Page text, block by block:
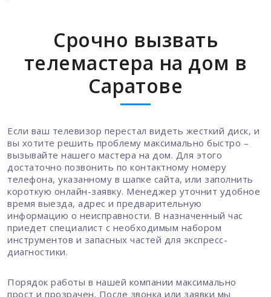
Срочно вызвать
телемастера на дом в
Саратове
Если ваш телевизор перестал видеть жесткий диск, и
вы хотите решить проблему максимально быстро –
вызывайте нашего мастера на дом. Для этого
достаточно позвонить по контактному номеру
телефона, указанному в шапке сайта, или заполнить
короткую онлайн-заявку. Менеджер уточнит удобное
время выезда, адрес и предварительную
информацию о неисправности. В назначенный час
приедет специалист с необходимым набором
инструментов и запасных частей для экспресс-
диагностики.
Порядок работы в нашей компании максимально
прост и прозрачен. После звонка или заявки мы